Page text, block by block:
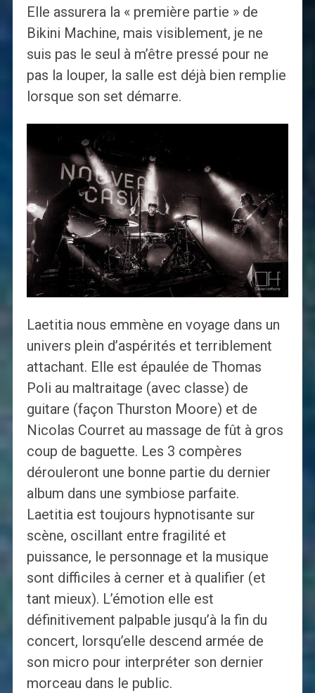
Elle assurera la « première partie » de
Bikini Machine, mais visiblement, je ne
suis pas le seul à m’être pressé pour ne
pas la louper, la salle est déjà bien remplie
lorsque son set démarre.
Laetitia nous emmène en voyage dans un
univers plein d’aspérités et terriblement
attachant. Elle est épaulée de Thomas
Poli au maltraitage (avec classe) de
guitare (façon Thurston Moore) et de
Nicolas Courret au massage de fût à gros
coup de baguette. Les 3 compères
dérouleront une bonne partie du dernier
album dans une symbiose parfaite.
Laetitia est toujours hypnotisante sur
scène, oscillant entre fragilité et
puissance, le personnage et la musique
sont difficiles à cerner et à qualifier (et
tant mieux). L’émotion elle est
définitivement palpable jusqu’à la fin du
concert, lorsqu’elle descend armée de
son micro pour interpréter son dernier
morceau dans le public.